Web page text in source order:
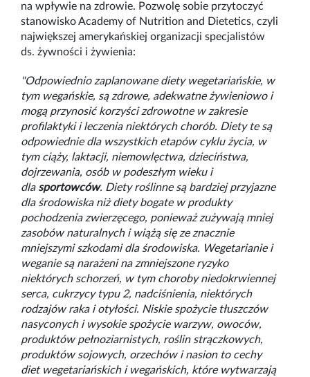
na wpływie na zdrowie. Pozwolę sobie przytoczyć
stanowisko Academy of Nutrition and Dietetics, czyli
największej amerykańskiej organizacji specjalistów
ds. żywności i żywienia:
"Odpowiednio zaplanowane diety wegetariańskie, w
tym wegańskie, są zdrowe, adekwatne żywieniowo i
mogą przynosić korzyści zdrowotne w zakresie
profilaktyki i leczenia niektórych chorób. Diety te są
odpowiednie dla wszystkich etapów cyklu życia, w
tym ciąży, laktacji, niemowlęctwa, dzieciństwa,
dojrzewania, osób w podeszłym wieku i
dlasportowców. Diety roślinne są bardziej przyjazne
dla środowiska niż diety bogate w produkty
pochodzenia zwierzęcego, ponieważ zużywają mniej
zasobów naturalnych i wiążą się ze znacznie
mniejszymi szkodami dla środowiska. Wegetarianie i
weganie są narażeni na zmniejszone ryzyko
niektórych schorzeń, w tym choroby niedokrwiennej
serca, cukrzycy typu 2, nadciśnienia, niektórych
rodzajów raka i otyłości. Niskie spożycie tłuszczów
nasyconych i wysokie spożycie warzyw, owoców,
produktów pełnoziarnistych, roślin strączkowych,
produktów sojowych, orzechów i nasion to cechy
diet wegetariańskich i wegańskich, które wytwarzają